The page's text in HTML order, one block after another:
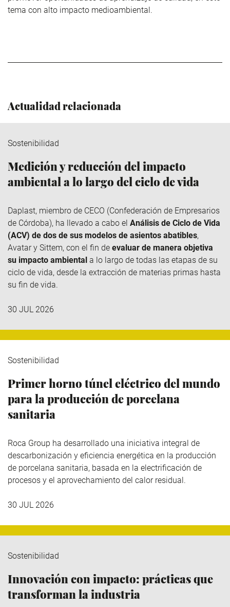
tema con alto impacto medioambiental.
Actualidad relacionada
Sostenibilidad
Medición y reducción del impacto
ambiental a lo largo del ciclo de vida
Daplast, miembro de CECO (Confederación de Empresarios
de Córdoba), ha llevado a cabo el Análisis de Ciclo de Vida
(ACV) de dos de sus modelos de asientos abatibles,
Avatar y Sittem, con el fin de evaluar de manera objetiva
su impacto ambiental a lo largo de todas las etapas de su
ciclo de vida, desde la extracción de materias primas hasta
su fin de vida.
30 JUL 2026
Sostenibilidad
Primer horno túnel eléctrico del mundo
para la producción de porcelana
sanitaria
Roca Group ha desarrollado una iniciativa integral de
descarbonización y eficiencia energética en la producción
de porcelana sanitaria, basada en la electrificación de
procesos y el aprovechamiento del calor residual.
30 JUL 2026
Sostenibilidad
Innovación con impacto: prácticas que
transforman la industria